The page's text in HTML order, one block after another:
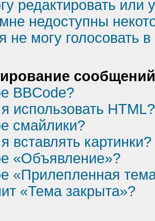
редактировать или
недоступны
не могу голосовать
BBCode?
использовать HTML?
смайлики?
вставлять картинки?
«Объявление»?
«Прилепленная
«Тема закрыта»?